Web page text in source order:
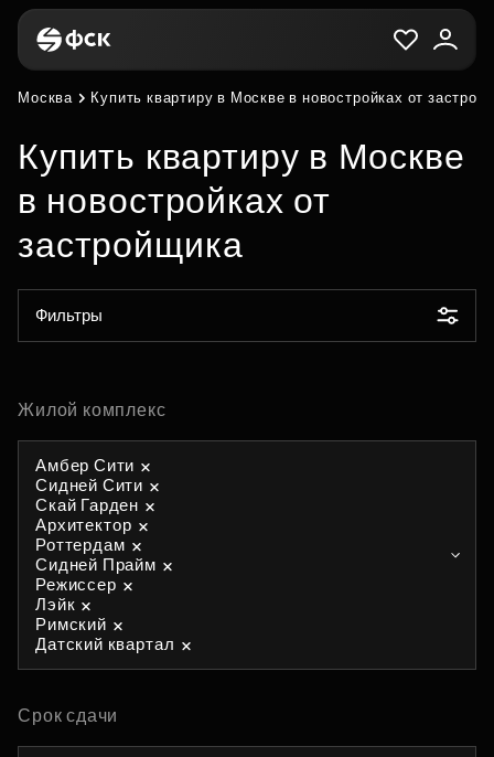
Москва Купить квартиру в Москве в новостройках от
Купить квартиру в Москве
в новостройках от
застройщика
Фильтры
Жилой комплекс
Амбер Сити
Сидней Сити
Скай Гарден
Архитектор
Роттердам
Сидней Прайм
Режиссер
Лэйк
Римский
Датский квартал
Срок сдачи